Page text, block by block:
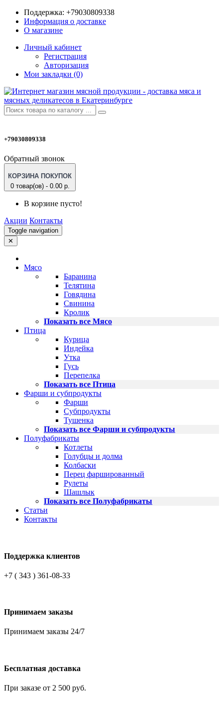
Поддержка: +79030809338
Информация о доставке
О магазине
Личный кабинет
Регистрация
Авторизация
Мои закладки (0)
+79030809338
Обратный звонок
КОРЗИНА ПОКУПОК
0 товар(ов) - 0.00 р.
В корзине пусто!
Акции Контакты
Toggle navigation
✕
Мясо
Баранина
Телятина
Говядина
Свинина
Кролик
Показать все Мясо
Птица
Курица
Индейка
Утка
Гусь
Перепелка
Показать все Птица
Фарши и субпродукты
Фарши
Субпродукты
Тушенка
Показать все Фарши и субпродукты
Полуфабрикаты
Котлеты
Голубцы и долма
Колбаски
Перец фаршированный
Рулеты
Шашлык
Показать все Полуфабрикаты
Статьи
Контакты
Поддержка клиентов
+7 ( 343 ) 361-08-33
Принимаем заказы
Принимаем заказы 24/7
Бесплатная доставка
При заказе от 2 500 руб.